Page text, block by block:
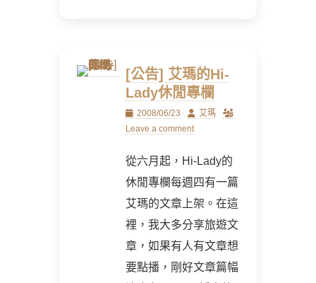
[公告] 艾瑪的Hi-
Lady休閒專欄
Posted
on
2008/06/23 Author
艾瑪
Leave a comment
從六月起，Hi-Lady的
休閒專欄每週四有一篇
艾瑪的文章上架。在這
裡，我大多分享旅遊文
章，如果有人有文章想
要點播，剛好文章篇幅